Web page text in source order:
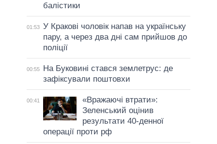
балістики
01:53 У Кракові чоловік напав на українську
пару, а через два дні сам прийшов до
поліції
00:55
На Буковині стався землетрус: де
зафіксували поштовхи
00:41
«Вражаючі втрати»:
Зеленський оцінив
результати 40-денної
операції проти рф